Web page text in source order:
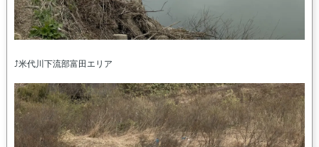
⤴米代川下流部富田エリア